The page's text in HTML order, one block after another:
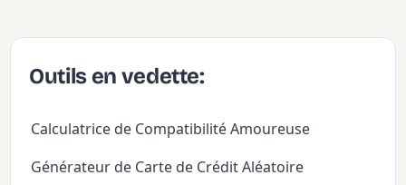
Outils en vedette:
Calculatrice de Compatibilité Amoureuse
Générateur de Carte de Crédit Aléatoire